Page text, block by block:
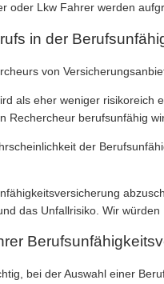
oder Lkw Fahrer werden
in der
von
als eher weniger
Rechercheur berufsunfähig
der
das Unfallrisiko. Wir
bei der Auswahl einer